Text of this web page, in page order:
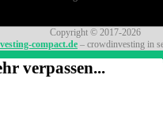
Copyright © 2017-2026
compact.de – crowdinvesting in
verpassen...